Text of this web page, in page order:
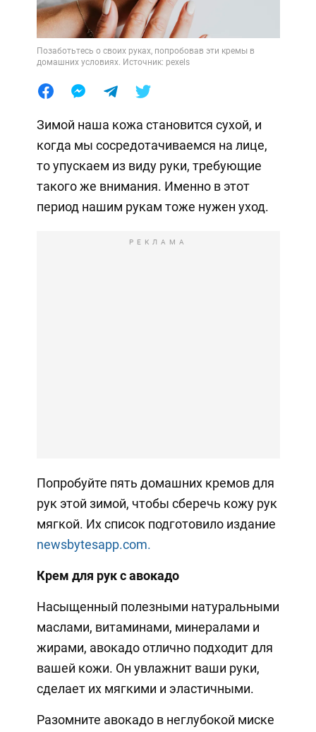
Позаботьтесь о своих руках, попробовав эти кремы в
домашних условиях. Источник: pexels
Зимой наша кожа становится сухой, и
когда мы сосредотачиваемся на лице,
то упускаем из виду руки, требующие
такого же внимания. Именно в этот
период нашим рукам тоже нужен уход.
РЕКЛАМА
Попробуйте пять домашних кремов для
рук этой зимой, чтобы сберечь кожу рук
мягкой. Их список подготовило издание
newsbytesapp.com.
Крем для рук с авокадо
Насыщенный полезными натуральными
маслами, витаминами, минералами и
жирами, авокадо отлично подходит для
вашей кожи. Он увлажнит ваши руки,
сделает их мягкими и эластичными.
Разомните авокадо в неглубокой миске